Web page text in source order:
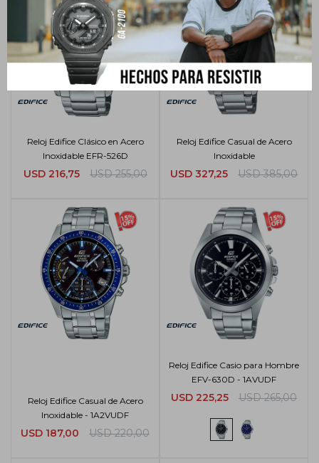
Reloj Edifice Clásico en Acero
Inoxidable EFR-526D
USD 216,75 USD 255,00
Reloj Edifice Casual de Acero
Inoxidable
USD 327,25 USD 385,00
Reloj Edifice Casual de Acero
Inoxidable - 1A2VUDF
USD 187,00 USD 220,00
Reloj Edifice Casio para Hombre
EFV-630D - 1AVUDF
USD 225,25 USD 265,00